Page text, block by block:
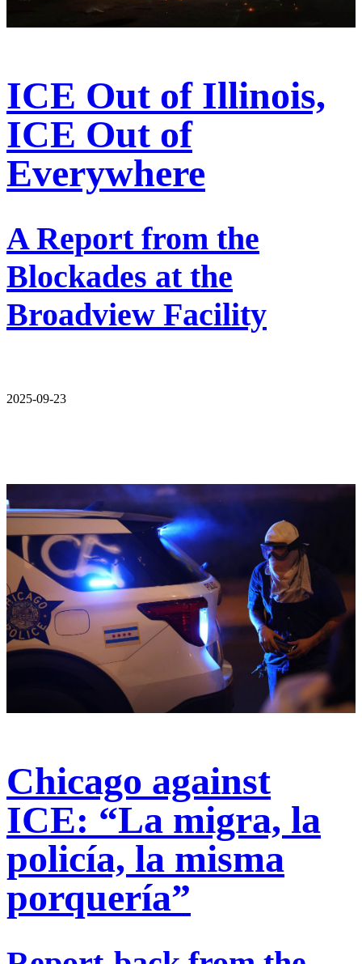
ICE Out of Illinois,
ICE Out of
Everywhere
A Report from the
Blockades at the
Broadview Facility
2025-09-23
Chicago against
ICE: “La migra, la
policía, la misma
porquería”